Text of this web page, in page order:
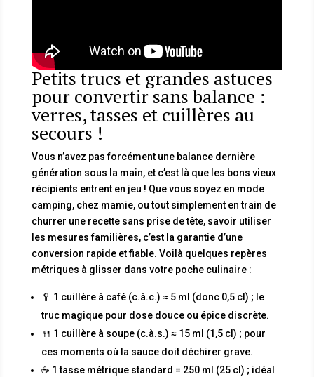
Petits trucs et grandes astuces
pour convertir sans balance :
verres, tasses et cuillères au
secours !
Vous n’avez pas forcément une balance dernière
génération sous la main, et c’est là que les bons vieux
récipients entrent en jeu ! Que vous soyez en mode
camping, chez mamie, ou tout simplement en train de
churrer une recette sans prise de tête, savoir utiliser
les mesures familières, c’est la garantie d’une
conversion rapide et fiable. Voilà quelques repères
métriques à glisser dans votre poche culinaire :
🥄 1 cuillère à café (c.à.c.) ≈ 5 ml (donc 0,5 cl) ; le
truc magique pour dose douce ou épice discrète.
🍴 1 cuillère à soupe (c.à.s.) ≈ 15 ml (1,5 cl) ; pour
ces moments où la sauce doit déchirer grave.
☕ 1 tasse métrique standard = 250 ml (25 cl) ; idéal